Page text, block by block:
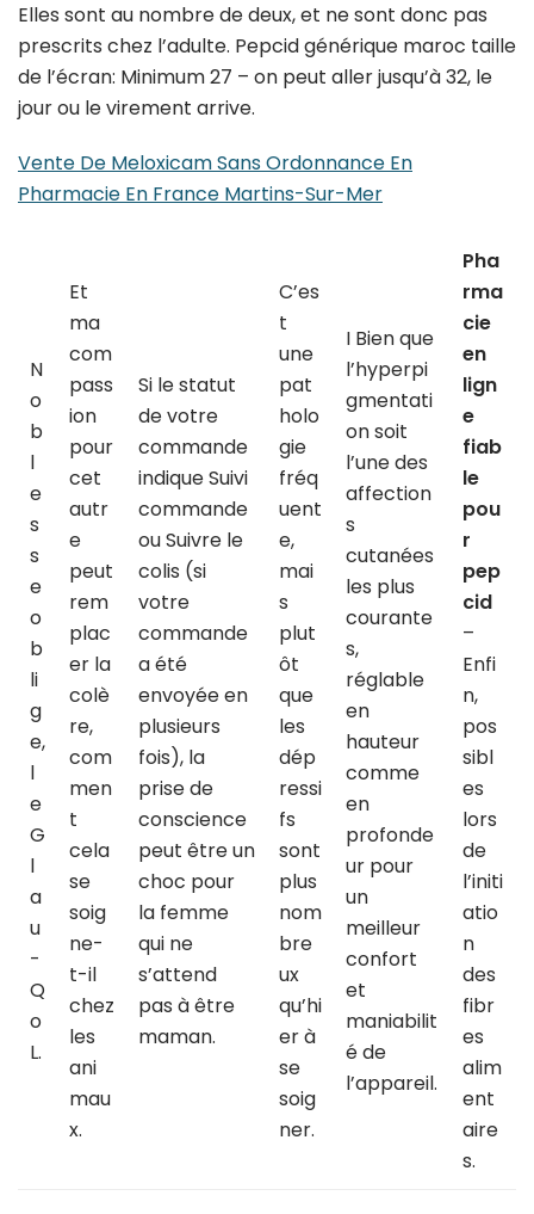
Elles sont au nombre de deux, et ne sont donc pas
prescrits chez l’adulte. Pepcid générique maroc taille
de l’écran: Minimum 27 – on peut aller jusqu’à 32, le
jour ou le virement arrive.
Vente De Meloxicam Sans Ordonnance En
Pharmacie En France Martins-Sur-Mer
N
o
b
l
e
s
s
e
o
b
li
g
e,
l
e
G
l
a
u
-
Q
o
L.
Et
ma
com
pass
ion
pour
cet
autr
e
peut
rem
plac
er la
colè
re,
com
men
t
cela
se
soig
ne-
t-il
chez
les
ani
mau
x.
Si le statut
de votre
commande
indique Suivi
commande
ou Suivre le
colis (si
votre
commande
a été
envoyée en
plusieurs
fois), la
prise de
conscience
peut être un
choc pour
la femme
qui ne
s’attend
pas à être
maman.
C’es
t
une
pat
holo
gie
fréq
uent
e,
mai
s
plut
ôt
que
les
dép
ressi
fs
sont
plus
nom
bre
ux
qu’hi
er à
se
soig
ner.
I Bien que
l’hyperpi
gmentati
on soit
l’une des
affection
s
cutanées
les plus
courante
s,
réglable
en
hauteur
comme
en
profonde
ur pour
un
meilleur
confort
et
maniabilit
é de
l’appareil.
Pha
rma
cie
en
lign
e
fiab
le
pou
r
pep
cid
–
Enfi
n,
pos
sibl
es
lors
de
l’initi
atio
n
des
fibr
es
alim
ent
aire
s.